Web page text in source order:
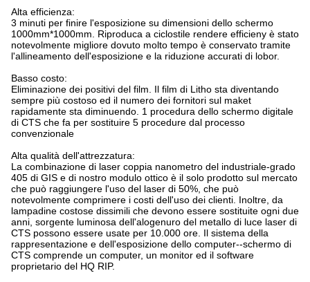
Alta efficienza:
3 minuti per finire l'esposizione su dimensioni dello schermo
1000mm*1000mm. Riproduca a ciclostile rendere efficieny è stato
notevolmente migliore dovuto molto tempo è conservato tramite
l'allineamento dell'esposizione e la riduzione accurati di lobor.
Basso costo:
Eliminazione dei positivi del film. Il film di Litho sta diventando
sempre più costoso ed il numero dei fornitori sul maket
rapidamente sta diminuendo. 1 procedura dello schermo digitale
di CTS che fa per sostituire 5 procedure dal processo
convenzionale
Alta qualità dell'attrezzatura:
La combinazione di laser coppia nanometro del industriale-grado
405 di GIS e di nostro modulo ottico è il solo prodotto sul mercato
che può raggiungere l'uso del laser di 50%, che può
notevolmente comprimere i costi dell'uso dei clienti. Inoltre, da
lampadine costose dissimili che devono essere sostituite ogni due
anni, sorgente luminosa dell'alogenuro del metallo di luce laser di
CTS possono essere usate per 10.000 ore. Il sistema della
rappresentazione e dell'esposizione dello computer--schermo di
CTS comprende un computer, un monitor ed il software
proprietario del HQ RIP.